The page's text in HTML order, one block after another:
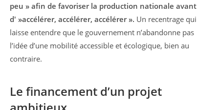
peu » afin de favoriser la production nationale avant
d' »accélérer, accélérer, accélérer ». Un recentrage qui
laisse entendre que le gouvernement n’abandonne pas
l’idée d’une mobilité accessible et écologique, bien au
contraire.
Le financement d’un projet